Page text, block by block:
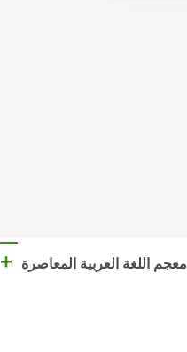
معجم اللغة العربية المعاصرة +